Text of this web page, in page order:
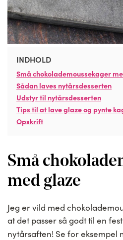
INDHOLD
Små chokolademoussekager
Sådan laves nytårsdesserten
Udstyr til nytårsdesserten
Tips til at lave glaze og pynte
Opskrift
Små
med glaze
Jeg er vild med
at det passer så godt til en
nytårsaften! Se for eksempel